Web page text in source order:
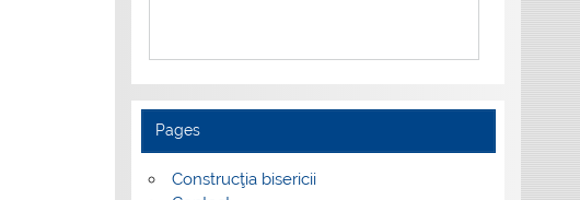
Pages
Construcţia bisericii